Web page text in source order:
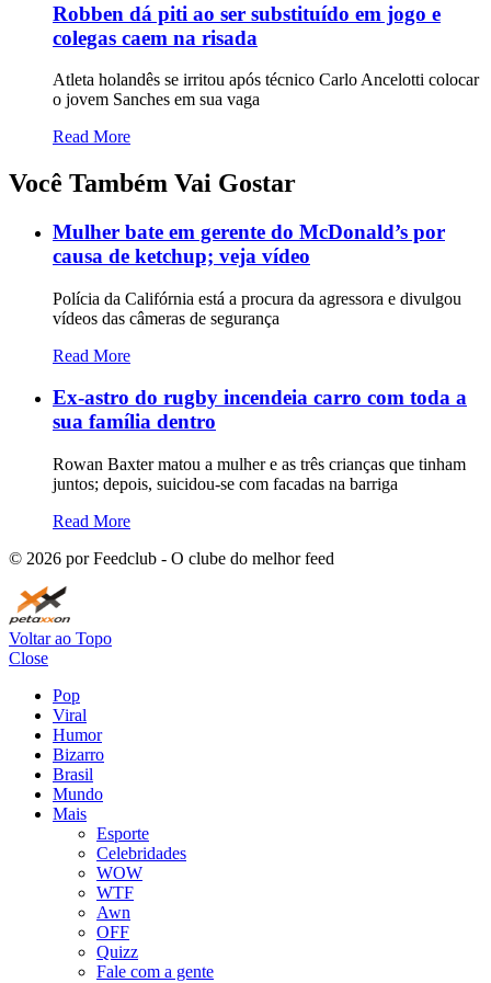
Robben dá piti ao ser substituído em jogo e
colegas caem na risada
Atleta holandês se irritou após técnico Carlo Ancelotti colocar
o jovem Sanches em sua vaga
Read More
Você Também Vai Gostar
Mulher bate em gerente do McDonald’s por
causa de ketchup; veja vídeo
Polícia da Califórnia está a procura da agressora e divulgou
vídeos das câmeras de segurança
Read More
Ex-astro do rugby incendeia carro com toda a
sua família dentro
Rowan Baxter matou a mulher e as três crianças que tinham
juntos; depois, suicidou-se com facadas na barriga
Read More
© 2026 por Feedclub - O clube do melhor feed
Voltar ao Topo
Close
Pop
Viral
Humor
Bizarro
Brasil
Mundo
Mais
Esporte
Celebridades
WOW
WTF
Awn
OFF
Quizz
Fale com a gente